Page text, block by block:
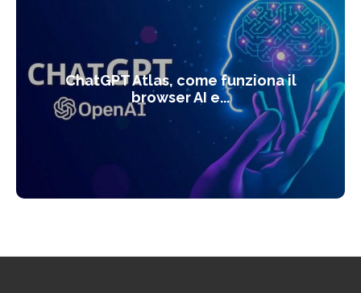
ChatGPT Atlas, come funziona il
browser AI e...